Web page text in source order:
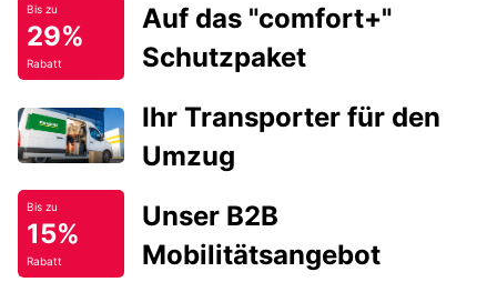
Bis zu
29%
Rabatt
Auf das "comfort+"
Schutzpaket
Ihr Transporter für den
Umzug
Bis zu
15%
Rabatt
Unser B2B
Mobilitätsangebot